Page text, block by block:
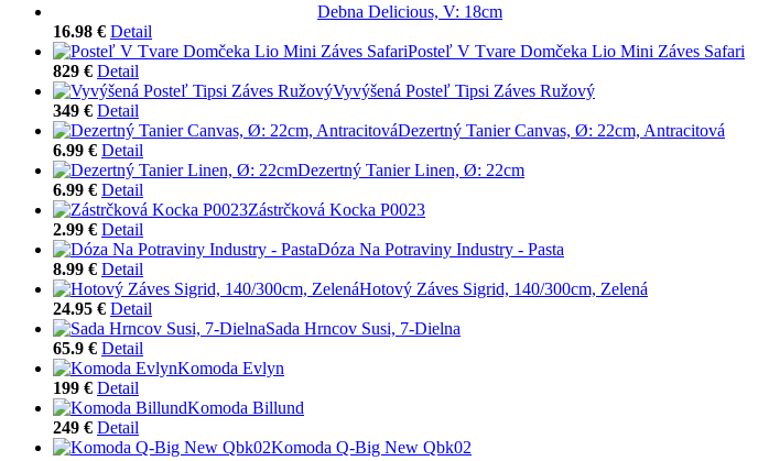
Debna Delicious, V: 18cm
16.98 € Detail
Posteľ V Tvare Domčeka Lio Mini Záves Safari
829 € Detail
Vyvýšená Posteľ Tipsi Záves Ružový
349 € Detail
Dezertný Tanier Canvas, Ø: 22cm, Antracitová
6.99 € Detail
Dezertný Tanier Linen, Ø: 22cm
6.99 € Detail
Zástrčková Kocka P0023
2.99 € Detail
Dóza Na Potraviny Industry - Pasta
8.99 € Detail
Hotový Záves Sigrid, 140/300cm, Zelená
24.95 € Detail
Sada Hrncov Susi, 7-Dielna
65.9 € Detail
Komoda Evlyn
199 € Detail
Komoda Billund
249 € Detail
Komoda Q-Big New Qbk02